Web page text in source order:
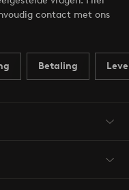
contact met ons
Betaling